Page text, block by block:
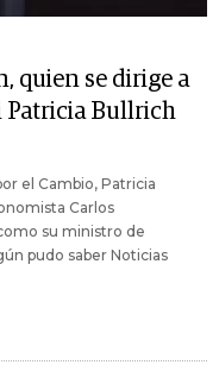
quien se dirige a
Patricia Bullrich
el Cambio, Patricia
Carlos
su ministro de
pudo saber Noticias